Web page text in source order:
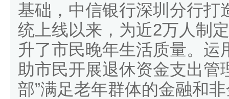
基础，中信银行深圳分行打
统上线以来，为近2万人制
升了市民晚年生活质量。运
助市民开展退休资金支出管
部”满足老年群体的金融和